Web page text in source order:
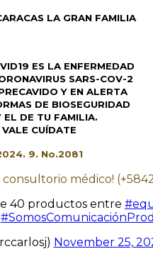
LA GRAN FAMILIA
ES LA ENFERMEDAD
SARS-COV-2
Y EN ALERTA
DE BIOSEGURIDAD
EL DE TU FAMILIA.
CUÍDATE
9. No.2081
médico!
40 productos entre
November 25,